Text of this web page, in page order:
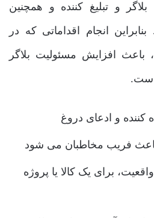
و تبلیغ کننده و همچنین
انجام اقداماتی که در
باعث افزایش مسئولیت بلاگر
کننده و ادعای دروغ
باعث فریب مخاطبان می‌ شود
واقعیت، برای یک کالا یا پروژه